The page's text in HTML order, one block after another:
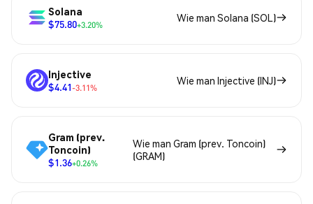
Solana
$75.80+3.20%
Wie man Solana (SOL)
Injective
$4.41-3.11%
Wie man Injective (INJ)
Gram (prev.
Toncoin)
$1.36+0.26%
Wie man Gram (prev. Toncoin)
(GRAM)